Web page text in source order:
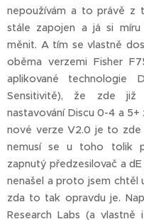
nepoužívám a to právě z
stále zapojen a já si
měnit. A tím se vlastně
oběma verzemi Fisher
aplikované
Sensitivitě), že zde již
nastavování Discu 0-4 a
nové verze V2.0 je to zde
nemusí se u toho tolik
zapnutý předzesilovač a
nenašel a proto jsem chtěl
zda to tak opravdu je.
Research Labs (a